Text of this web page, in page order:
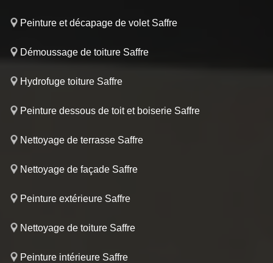
Peinture et décapage de volet Saffre
Démoussage de toiture Saffre
Hydrofuge toiture Saffre
Peinture dessous de toit et boiserie Saffre
Nettoyage de terrasse Saffre
Nettoyage de façade Saffre
Peinture extérieure Saffre
Nettoyage de toiture Saffre
Peinture intérieure Saffre